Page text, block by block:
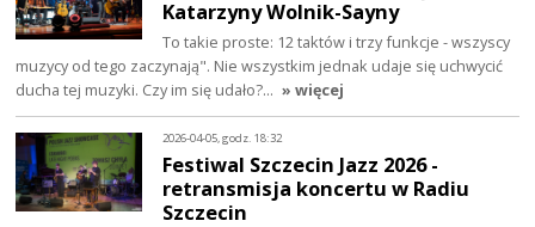
Katarzyny Wolnik-Sayny
To takie proste: 12 taktów i trzy funkcje - wszyscy
muzycy od tego zaczynają". Nie wszystkim jednak udaje się uchwycić
ducha tej muzyki. Czy im się udało?… » więcej
2026-04-05, godz. 18:32
Festiwal Szczecin Jazz 2026 -
retransmisja koncertu w Radiu
Szczecin